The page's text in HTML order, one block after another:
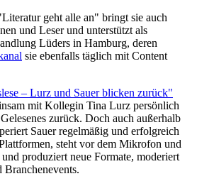
geht alle an" bringt sie auch
und Leser und unterstützt als
Lüders in Hamburg, deren
sie ebenfalls täglich mit Content
– Lurz und Sauer blicken zurück"
mit Kollegin Tina Lurz persönlich
zurück. Doch auch außerhalb
Sauer regelmäßig und erfolgreich
steht vor dem Mikrofon und
produziert neue Formate, moderiert
Branchenevents.